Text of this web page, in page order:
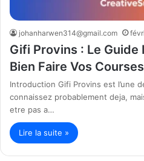
johanharwen314@gmail.com
Gifi Provins : Le
Bien Faire Vos
Introduction Gifi Provins est l’une
connaissez probablement deja,
etre pas a…
Lire la suite »